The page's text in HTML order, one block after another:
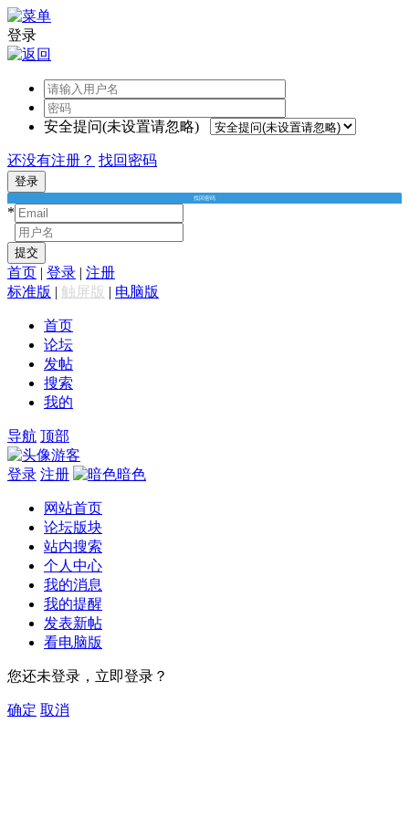
登录
安全提问(未设置请忽略)
还没有注册？ 找回密码
登录
找回密码
*
提交
首页 | 登录 | 注册
标准版 | 触屏版 | 电脑版
首页
论坛
发帖
搜索
我的
导航 顶部
游客
登录 注册 暗色
网站首页
论坛版块
站内搜索
个人中心
我的消息
我的提醒
发表新帖
看电脑版
您还未登录，立即登录？
确定 取消